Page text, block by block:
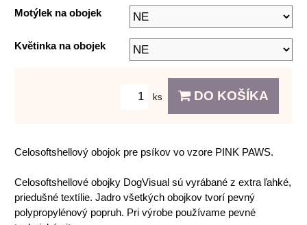
Motýlek na obojek
Květinka na obojek
ks DO KOŠÍKA
Celosoftshellový obojok pre psíkov vo vzore PINK PAWS.
Celosoftshellové obojky DogVisual sú vyrábané z extra ľahké,
priedušné textílie. Jadro všetkých obojkov tvorí pevný
polypropylénový popruh. Pri výrobe používame pevné